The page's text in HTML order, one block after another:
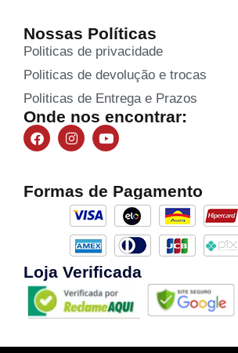
Nossas Políticas
Politicas de privacidade
Politicas de devolução e trocas
Politicas de Entrega e Prazos
Onde nos encontrar:
Formas de Pagamento
Loja Verificada